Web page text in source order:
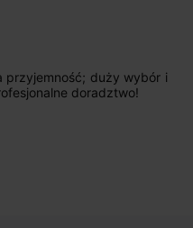
przyjemność; duży wybór i
doradztwo!